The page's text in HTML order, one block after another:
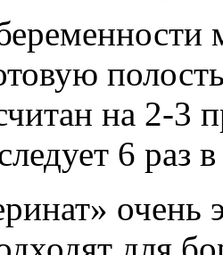
на 2-3
6 раз
очень